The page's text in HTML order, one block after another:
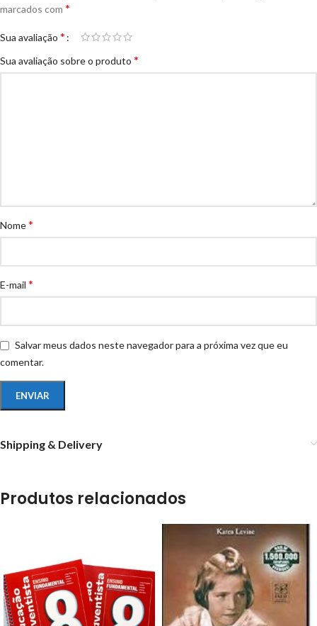
marcados com *
Sua avaliação *
Sua avaliação sobre o produto *
Nome*
E-mail *
Salvar meus dados neste navegador para a próxima vez que eu
comentar.
Shipping & Delivery
Produtos relacionados